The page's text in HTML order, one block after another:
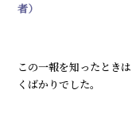
者）
この一報を知ったとき
くばかりでした。